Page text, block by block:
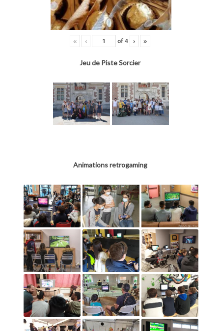
« ‹ of4 › »
Jeu de Piste Sorcier
Animations retrogaming